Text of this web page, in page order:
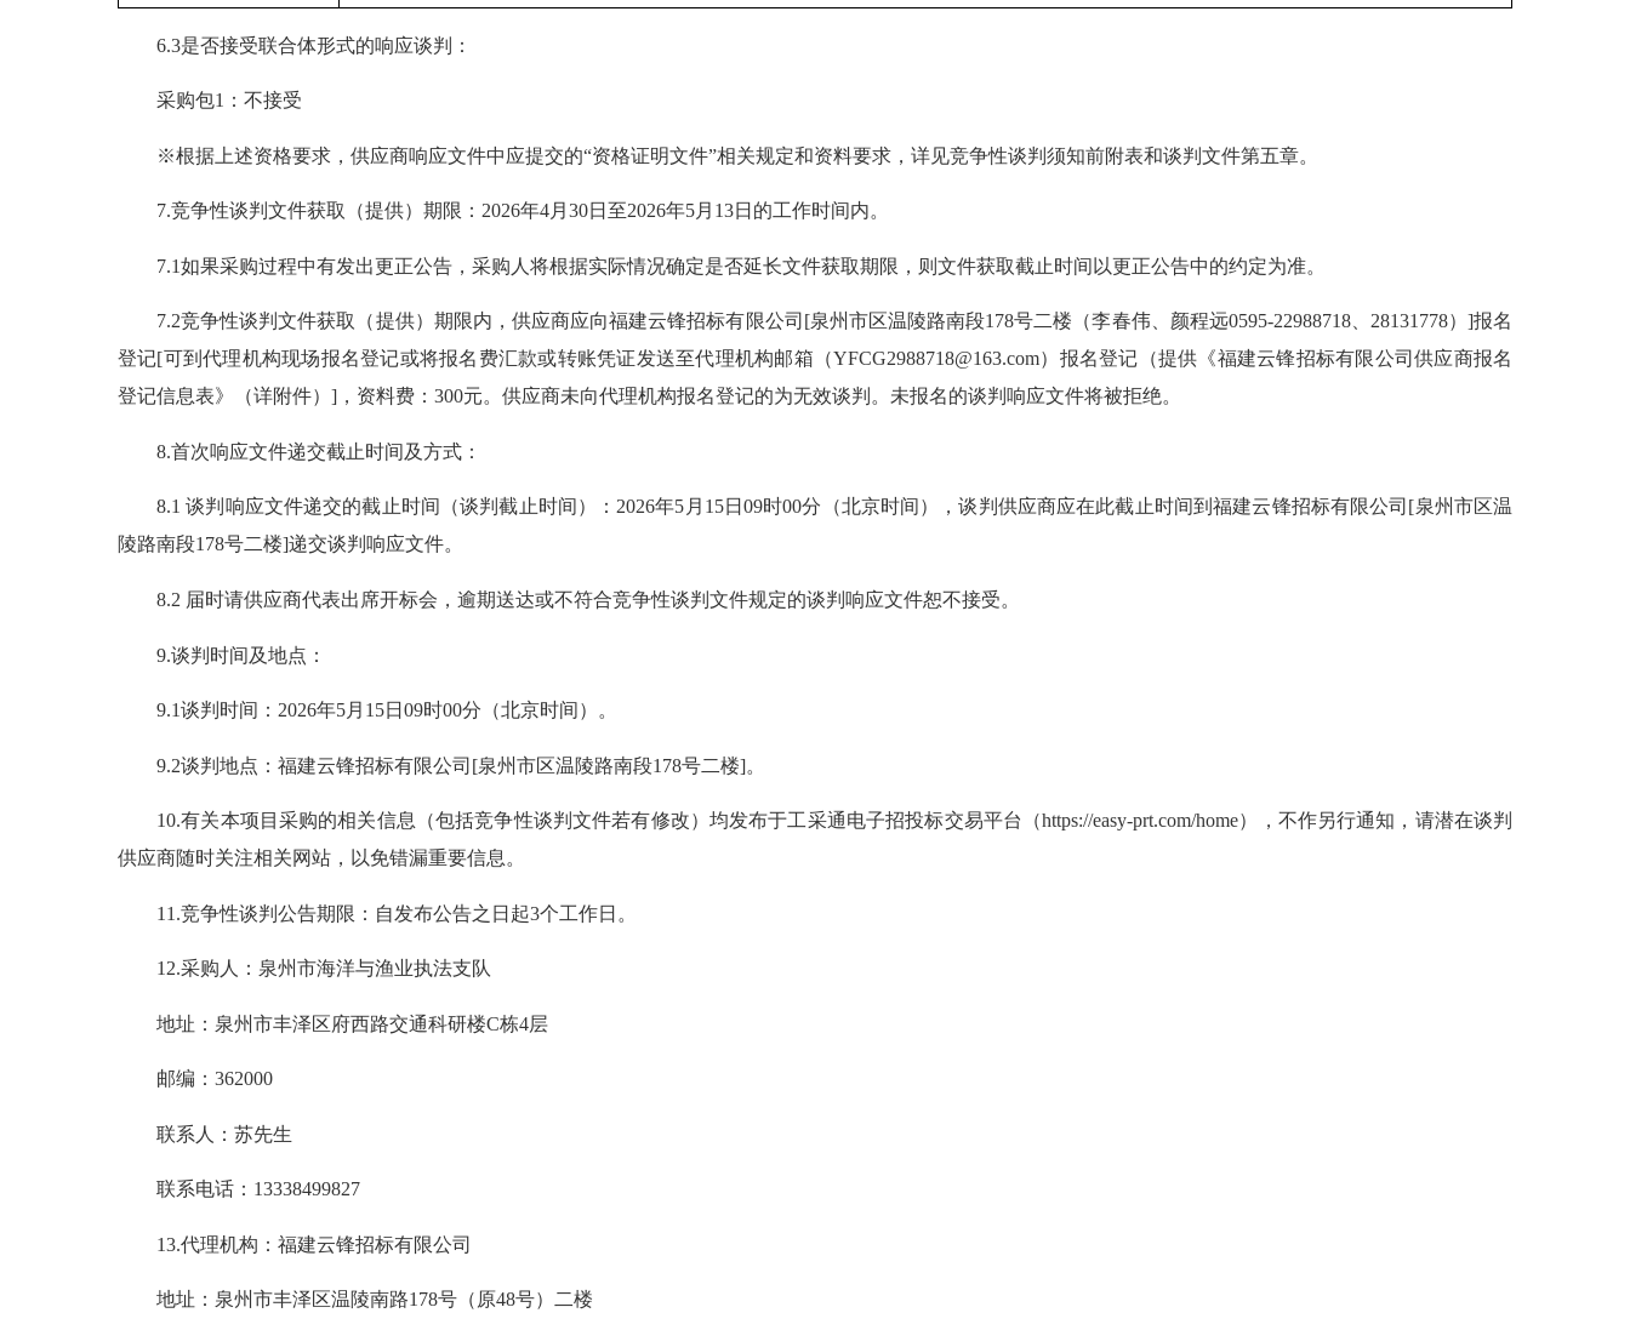
6.3是否接受联合体形式的响应谈判：
采购包1：不接受
※根据上述资格要求，供应商响应文件中应提交的“资格证明文件”相关规定和资料要求，详见竞争性谈判须知前附表和谈判文件第五章。
7.竞争性谈判文件获取（提供）期限：2026年4月30日至2026年5月13日的工作时间内。
7.1如果采购过程中有发出更正公告，采购人将根据实际情况确定是否延长文件获取期限，则文件获取截止时间以更正公告中的约定为准。
7.2竞争性谈判文件获取（提供）期限内，供应商应向福建云锋招标有限公司[泉州市区温陵路南段178号二楼（李春伟、颜程远0595-22988718、28131778）]报名
登记[可到代理机构现场报名登记或将报名费汇款或转账凭证发送至代理机构邮箱（YFCG2988718@163.com）报名登记（提供《福建云锋招标有限公司供应商报名
登记信息表》（详附件）]，资料费：300元。供应商未向代理机构报名登记的为无效谈判。未报名的谈判响应文件将被拒绝。
8.首次响应文件递交截止时间及方式：
8.1 谈判响应文件递交的截止时间（谈判截止时间）：2026年5月15日09时00分（北京时间），谈判供应商应在此截止时间到福建云锋招标有限公司[泉州市区温
陵路南段178号二楼]递交谈判响应文件。
8.2 届时请供应商代表出席开标会，逾期送达或不符合竞争性谈判文件规定的谈判响应文件恕不接受。
9.谈判时间及地点：
9.1谈判时间：2026年5月15日09时00分（北京时间）。
9.2谈判地点：福建云锋招标有限公司[泉州市区温陵路南段178号二楼]。
10.有关本项目采购的相关信息（包括竞争性谈判文件若有修改）均发布于工采通电子招投标交易平台（https://easy-prt.com/home），不作另行通知，请潜在谈判
供应商随时关注相关网站，以免错漏重要信息。
11.竞争性谈判公告期限：自发布公告之日起3个工作日。
12.采购人：泉州市海洋与渔业执法支队
地址：泉州市丰泽区府西路交通科研楼C栋4层
邮编：362000
联系人：苏先生
联系电话：13338499827
13.代理机构：福建云锋招标有限公司
地址：泉州市丰泽区温陵南路178号（原48号）二楼